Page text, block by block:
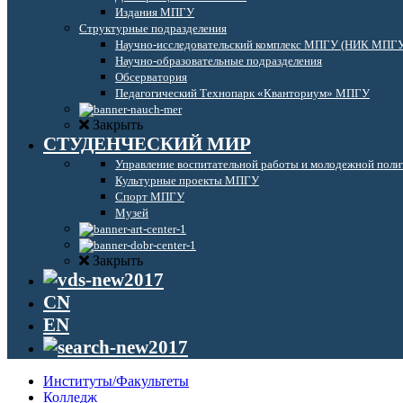
Издания МПГУ
Структурные подразделения
Научно-исследовательский комплекс МПГУ (НИК
Научно-образовательные подразделения
Обсерватория
Педагогический Технопарк «Кванториум» МПГУ
Закрыть
СТУДЕНЧЕСКИЙ МИР
Управление воспитательной работы и молодежной
Культурные проекты МПГУ
Спорт МПГУ
Музей
Закрыть
CN
EN
Институты/Факультеты
Колледж